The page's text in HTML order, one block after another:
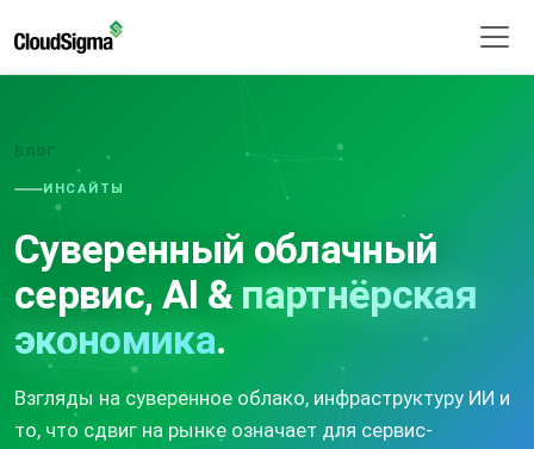
БЛОГ
ИНСАЙТЫ
Суверенный облачный
сервис, AI & партнёрская
экономика.
Взгляды на суверенное облако, инфраструктуру ИИ и
то, что сдвиг на рынке означает для сервис-